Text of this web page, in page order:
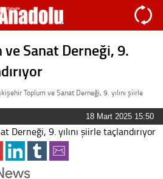
Sanat Derneği, 9.
Toplum ve Sanat Derneği, 9. yılını şiirle
18 Mart 2025 15:50